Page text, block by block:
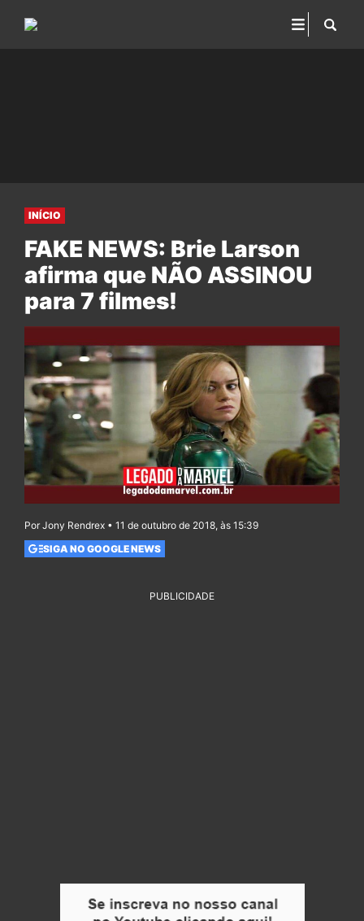
INÍCIO
FAKE NEWS: Brie Larson
afirma que NÃO ASSINOU
para 7 filmes!
Por Jony Rendrex • 11 de outubro de 2018, às 15:39
SIGA NO GOOGLE NEWS
PUBLICIDADE